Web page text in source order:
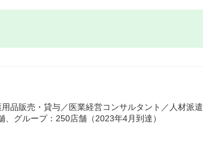
品販売・貸与／医業経営コンサルタント／人材派遣
、グループ：250店舗（2023年4月到達）